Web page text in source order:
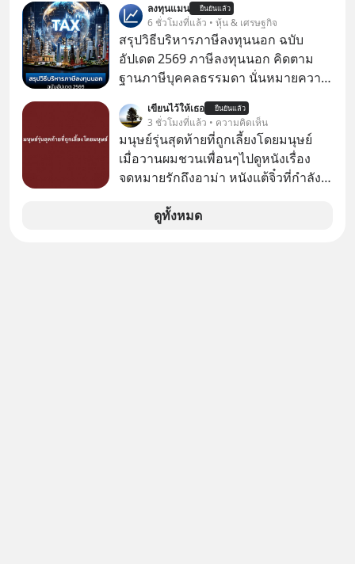
ล้นตลาด #เศรษฐกิจไทย #EICAround
#SCBThailand สามารถดูคลิปที่
youtube ประกอบได้ที่ link :
https://youtube.com/shorts/-
xU9gYcfVJk?feature=share
ลงทุนแมน ยืนยันแล้ว
6 ชั่วโมงที่แล้ว • หุ้น & เศรษฐกิจ
สรุปวิธีบริหารภาษีลงทุนนอก ฉบับ
อัปเดต 2569 ภาษีลงทุนนอก คิดตาม
ฐานภาษีบุคคลธรรมดา นั่นหมายความ
เขียนไว้ให้เธอ ยืนยันแล้ว
3 ชั่วโมงที่แล้ว • ความคิดเห็น
มนุษย์รุ่นสุดท้ายที่ถูกเลี้ยงโดยมนุษย์
เมื่อวานผมชวนเพื่อนๆไปดูหนังเรื่อง
จดหมายรักถึงอาม่า หนังแต้จิ๋วที่กำลัง
ป๊าผมเห็นโปสเตอร์หนังเรื่องนี้หลาย
ดูทั้งหมด